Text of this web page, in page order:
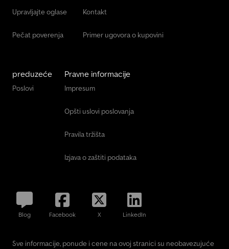
Upravljajte oglase
Pečat poverenja
Kontakt
Primer ugovora o kupovini
preduzeće
Poslovi
Pravne informacije
Impresum
Opšti uslovi poslovanja
Pravila tržišta
Izjava o zaštiti podataka
Blog Facebook X LinkedIn
Sve informacije, ponude i cene na ovoj stranici su neobavezujuće